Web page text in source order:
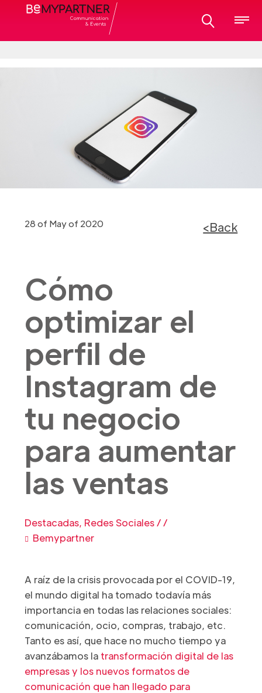
28 of May of 2020 <Back
Cómo
optimizar el
perfil de
Instagram de
tu negocio
para aumentar
las ventas
Destacadas, Redes Sociales / /
Bemypartner
A raíz de la crisis provocada por el COVID-19,
el mundo digital ha tomado todavía más
importancia en todas las relaciones sociales:
comunicación, ocio, compras, trabajo, etc.
Tanto es así, que hace no mucho tiempo ya
avanzábamos la transformación digital de las
empresas y los nuevos formatos de
comunicación que han llegado para